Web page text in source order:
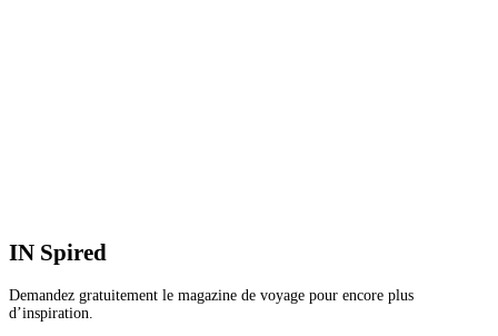
IN Spired
Demandez gratuitement le magazine de voyage pour encore plus
d’inspiration.